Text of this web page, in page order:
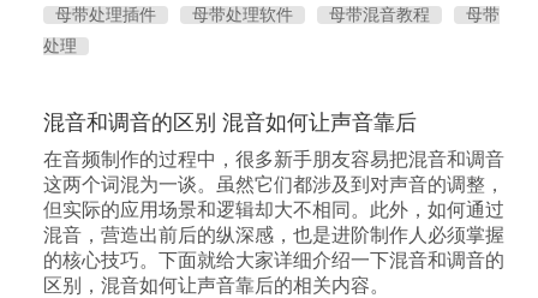
母带处理插件 母带处理软件 母带混音教程
母带
处理
混音和调音的区别 混音如何让声音靠后
在音频制作的过程中，很多新手朋友容易把混音和调音
这两个词混为一谈。虽然它们都涉及到对声音的调整，
但实际的应用场景和逻辑却大不相同。此外，如何通过
混音，营造出前后的纵深感，也是进阶制作人必须掌握
的核心技巧。下面就给大家详细介绍一下混音和调音的
区别，混音如何让声音靠后的相关内容。